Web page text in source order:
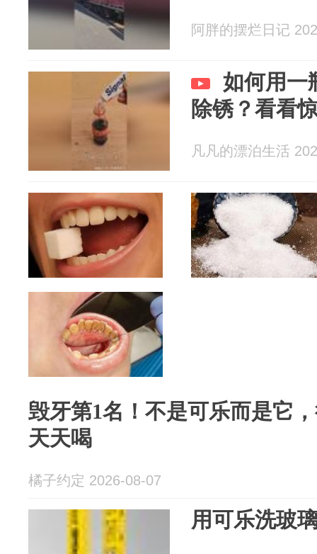
阿胖的摆烂日记
如何用一
除锈？看看
凡凡的漂泊生活
毁牙第1名！不是可乐而是它
天天喝
橘子约定 2026-08-07
用可乐洗玻